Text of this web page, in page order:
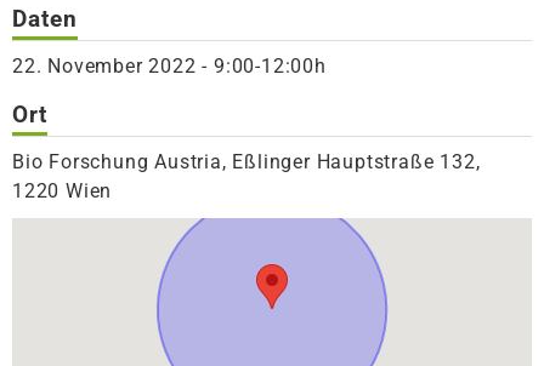
Daten
22. November 2022 - 9:00-12:00h
Ort
Bio Forschung Austria, Eßlinger Hauptstraße 132,
1220 Wien